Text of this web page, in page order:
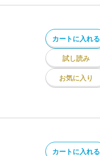
カートに入れる
試し読み
お気に入り
カートに入れる